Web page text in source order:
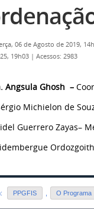
06 de Agosto de 2019,
19h03 | Acessos: 2983
Angsula Ghosh –
Michielon de
Guerrero Zayas–
PPGFIS O Programa